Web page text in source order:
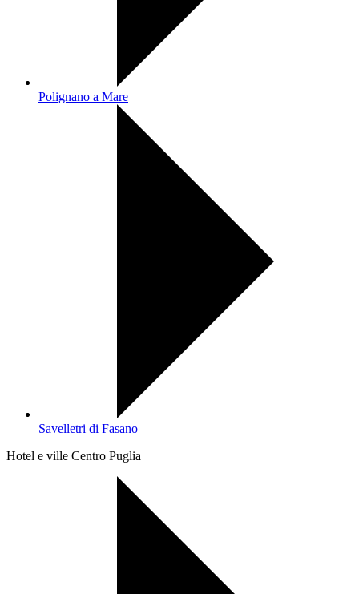
Polignano a Mare
Savelletri di Fasano
Hotel e ville Centro Puglia